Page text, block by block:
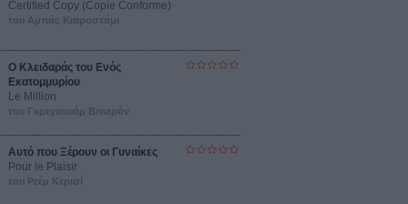
Certified Copy (Copie Conforme)
του Αμπάς Κιαροστάμι
Ο Κλειδαράς του Ενός
Εκατομμυρίου
Le Million
του Γκρεγκουάρ Βινιερόν
Αυτό που Ξέρουν οι Γυναίκες
Pour le Plaisir
του Ρεέμ Κερισί